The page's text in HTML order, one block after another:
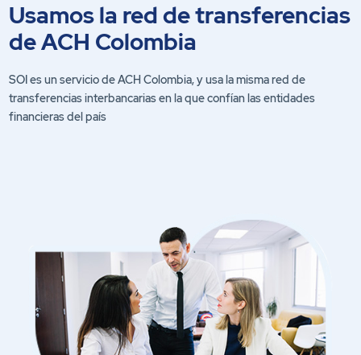
Usamos la red de transferencias
de ACH Colombia
SOI es un servicio de ACH Colombia, y usa la misma red de
transferencias interbancarias en la que confían las entidades
financieras del país